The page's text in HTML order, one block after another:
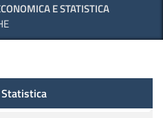
E STATISTICA
Statistica